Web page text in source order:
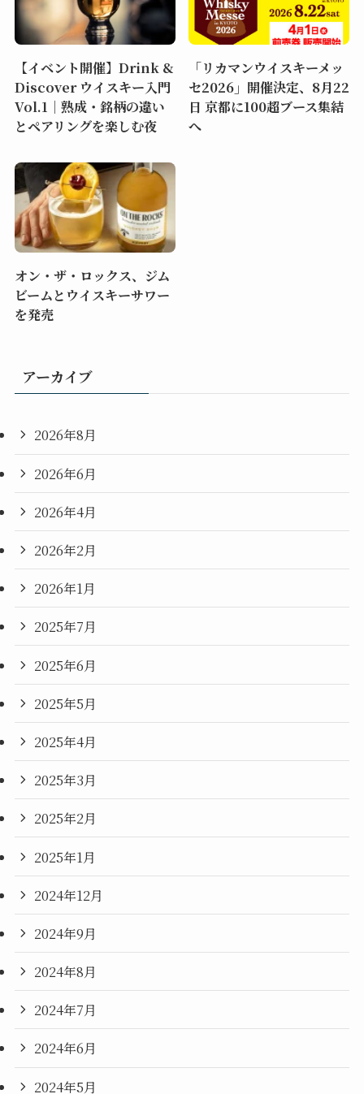
【イベント開催】Drink &
Discover ウイスキー入門
Vol.1｜熟成・銘柄の違い
とペアリングを楽しむ夜
「リカマンウイスキーメッ
セ2026」開催決定、8月22
日 京都に100超ブース集結
へ
オン・ザ・ロックス、ジム
ビームとウイスキーサワー
を発売
アーカイブ
2026年8月
2026年6月
2026年4月
2026年2月
2026年1月
2025年7月
2025年6月
2025年5月
2025年4月
2025年3月
2025年2月
2025年1月
2024年12月
2024年9月
2024年8月
2024年7月
2024年6月
2024年5月